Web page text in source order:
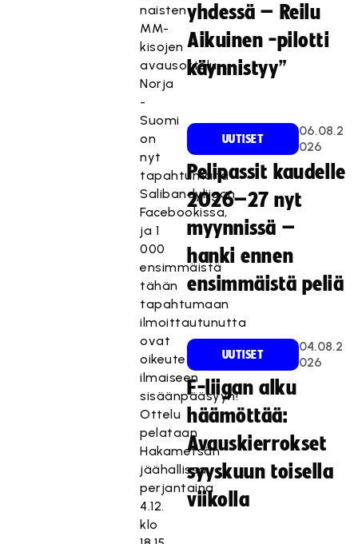
naisten
MM-
kisojen
avausottelu
Norja
-
Suomi
on
nyt
tapahtumana
Salibandyliigan
Facebookissa,
ja 1
000
ensimmäistä
tähän
tapahtumaan
ilmoittautunutta
ovat
oikeutettuja
ilmaiseen
sisäänpääsyyn!
Ottelu
pelataan
Hakametsän
jäähallissa
perjantaina
4.12.
klo
yhdessä – Reilu
Aikuinen -pilotti
käynnistyy”
UUTISET
06.08.2
026
Pelipassit kaudelle
2026–27 nyt
myynnissä –
hanki ennen
ensimmäistä peliä
UUTISET
04.08.2
026
F-liigan alku
häämöttää:
Avauskierrokset
syyskuun toisella
viikolla